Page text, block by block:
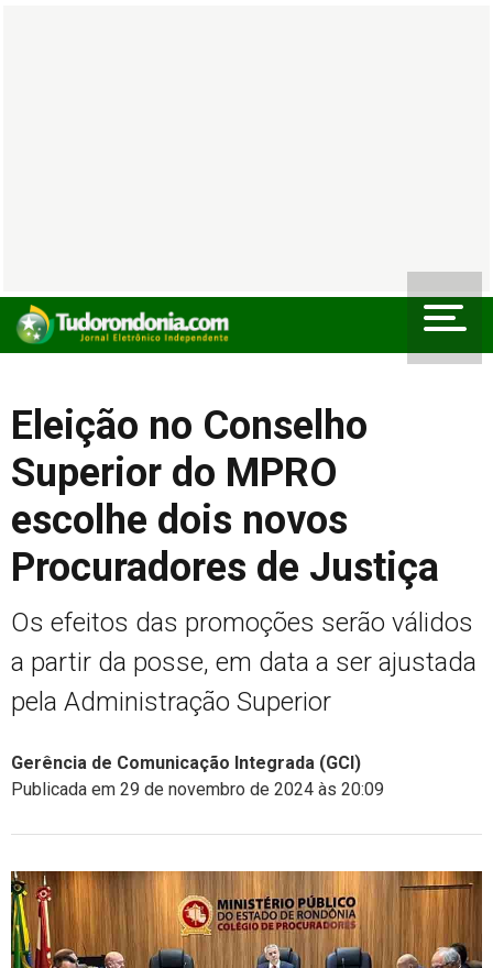
Eleição no Conselho
Superior do MPRO
escolhe dois novos
Procuradores de Justiça
Os efeitos das promoções serão válidos
a partir da posse, em data a ser ajustada
pela Administração Superior
Gerência de Comunicação Integrada (GCI)
Publicada em 29 de novembro de 2024 às 20:09